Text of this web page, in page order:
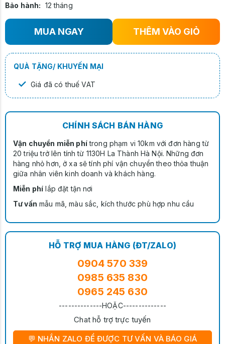
Bảo hành: 12 tháng
MUA NGAY THÊM VÀO GIỎ
QUÀ TẶNG/ KHUYẾN MẠI
✓ Giá đã có thuế VAT
CHÍNH SÁCH BÁN HÀNG
Vận chuyển miễn phítrong phạm vi 10km với đơn hàng từ
20 triệu trở lên tính từ 1130H La Thành Hà Nội. Những đơn
hàng nhỏ hơn, ở xa sẽ tính phí vận chuyển theo thỏa thuận
giữa nhân viên kinh doanh và khách hàng.
Miễn phí lắp đặt tận nơi
Tư vấn mẫu mã, màu sắc, kích thước phù hợp nhu cầu
HỖ TRỢ MUA HÀNG (ĐT/ZALO)
0904 570 339
0985 635 830
0965 245 630
--------------HOẶC--------------
Chat hỗ trợ trực tuyến
💬 NHẮN ZALO ĐỂ ĐƯỢC TƯ VẤN VÀ BÁO GIÁ